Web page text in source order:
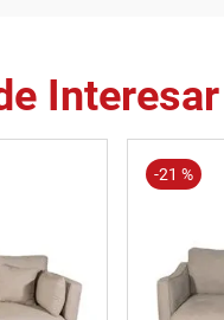
Interesar
-21 %